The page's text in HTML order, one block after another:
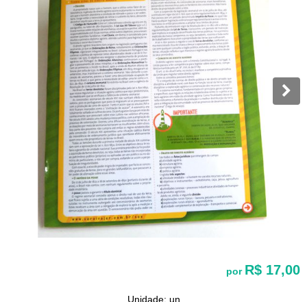
por R$ 17,00
Unidade: un